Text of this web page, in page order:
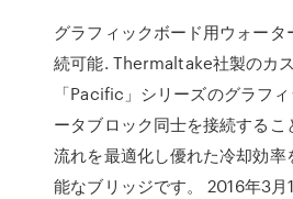
グラフィックボード用ウォー
続可能. Thermaltake社製のカ
「Pacific」シリーズのグラフ
ータブロック同士を接続する
流れを最適化し優れた冷却効率
能なブリッジです。 2016年3